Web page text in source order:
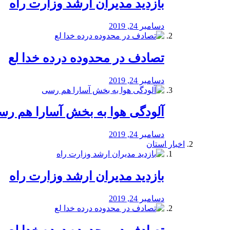
بازدید مدیران ارشد وزارت راه
دسامبر 24, 2019
تصادف در محدوده درده خدا لع
دسامبر 24, 2019
آلودگی هوا به بخش آسارا هم
دسامبر 24, 2019
اخبار استان
بازدید مدیران ارشد وزارت راه
دسامبر 24, 2019